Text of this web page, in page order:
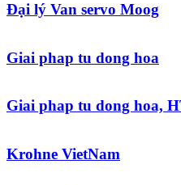
Đại lý Van servo Moog
Giai phap tu dong hoa
Giai phap tu dong hoa,
Krohne VietNam